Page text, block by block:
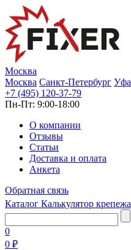
Москва
Москва Санкт-Петербург Уфа
+7 (495) 120-37-79
Пн-Пт: 9:00-18:00
О компании
Отзывы
Статьи
Доставка и оплата
Анкета
Обратная связь
Каталог Калькулятор крепежа
0
0 ₽